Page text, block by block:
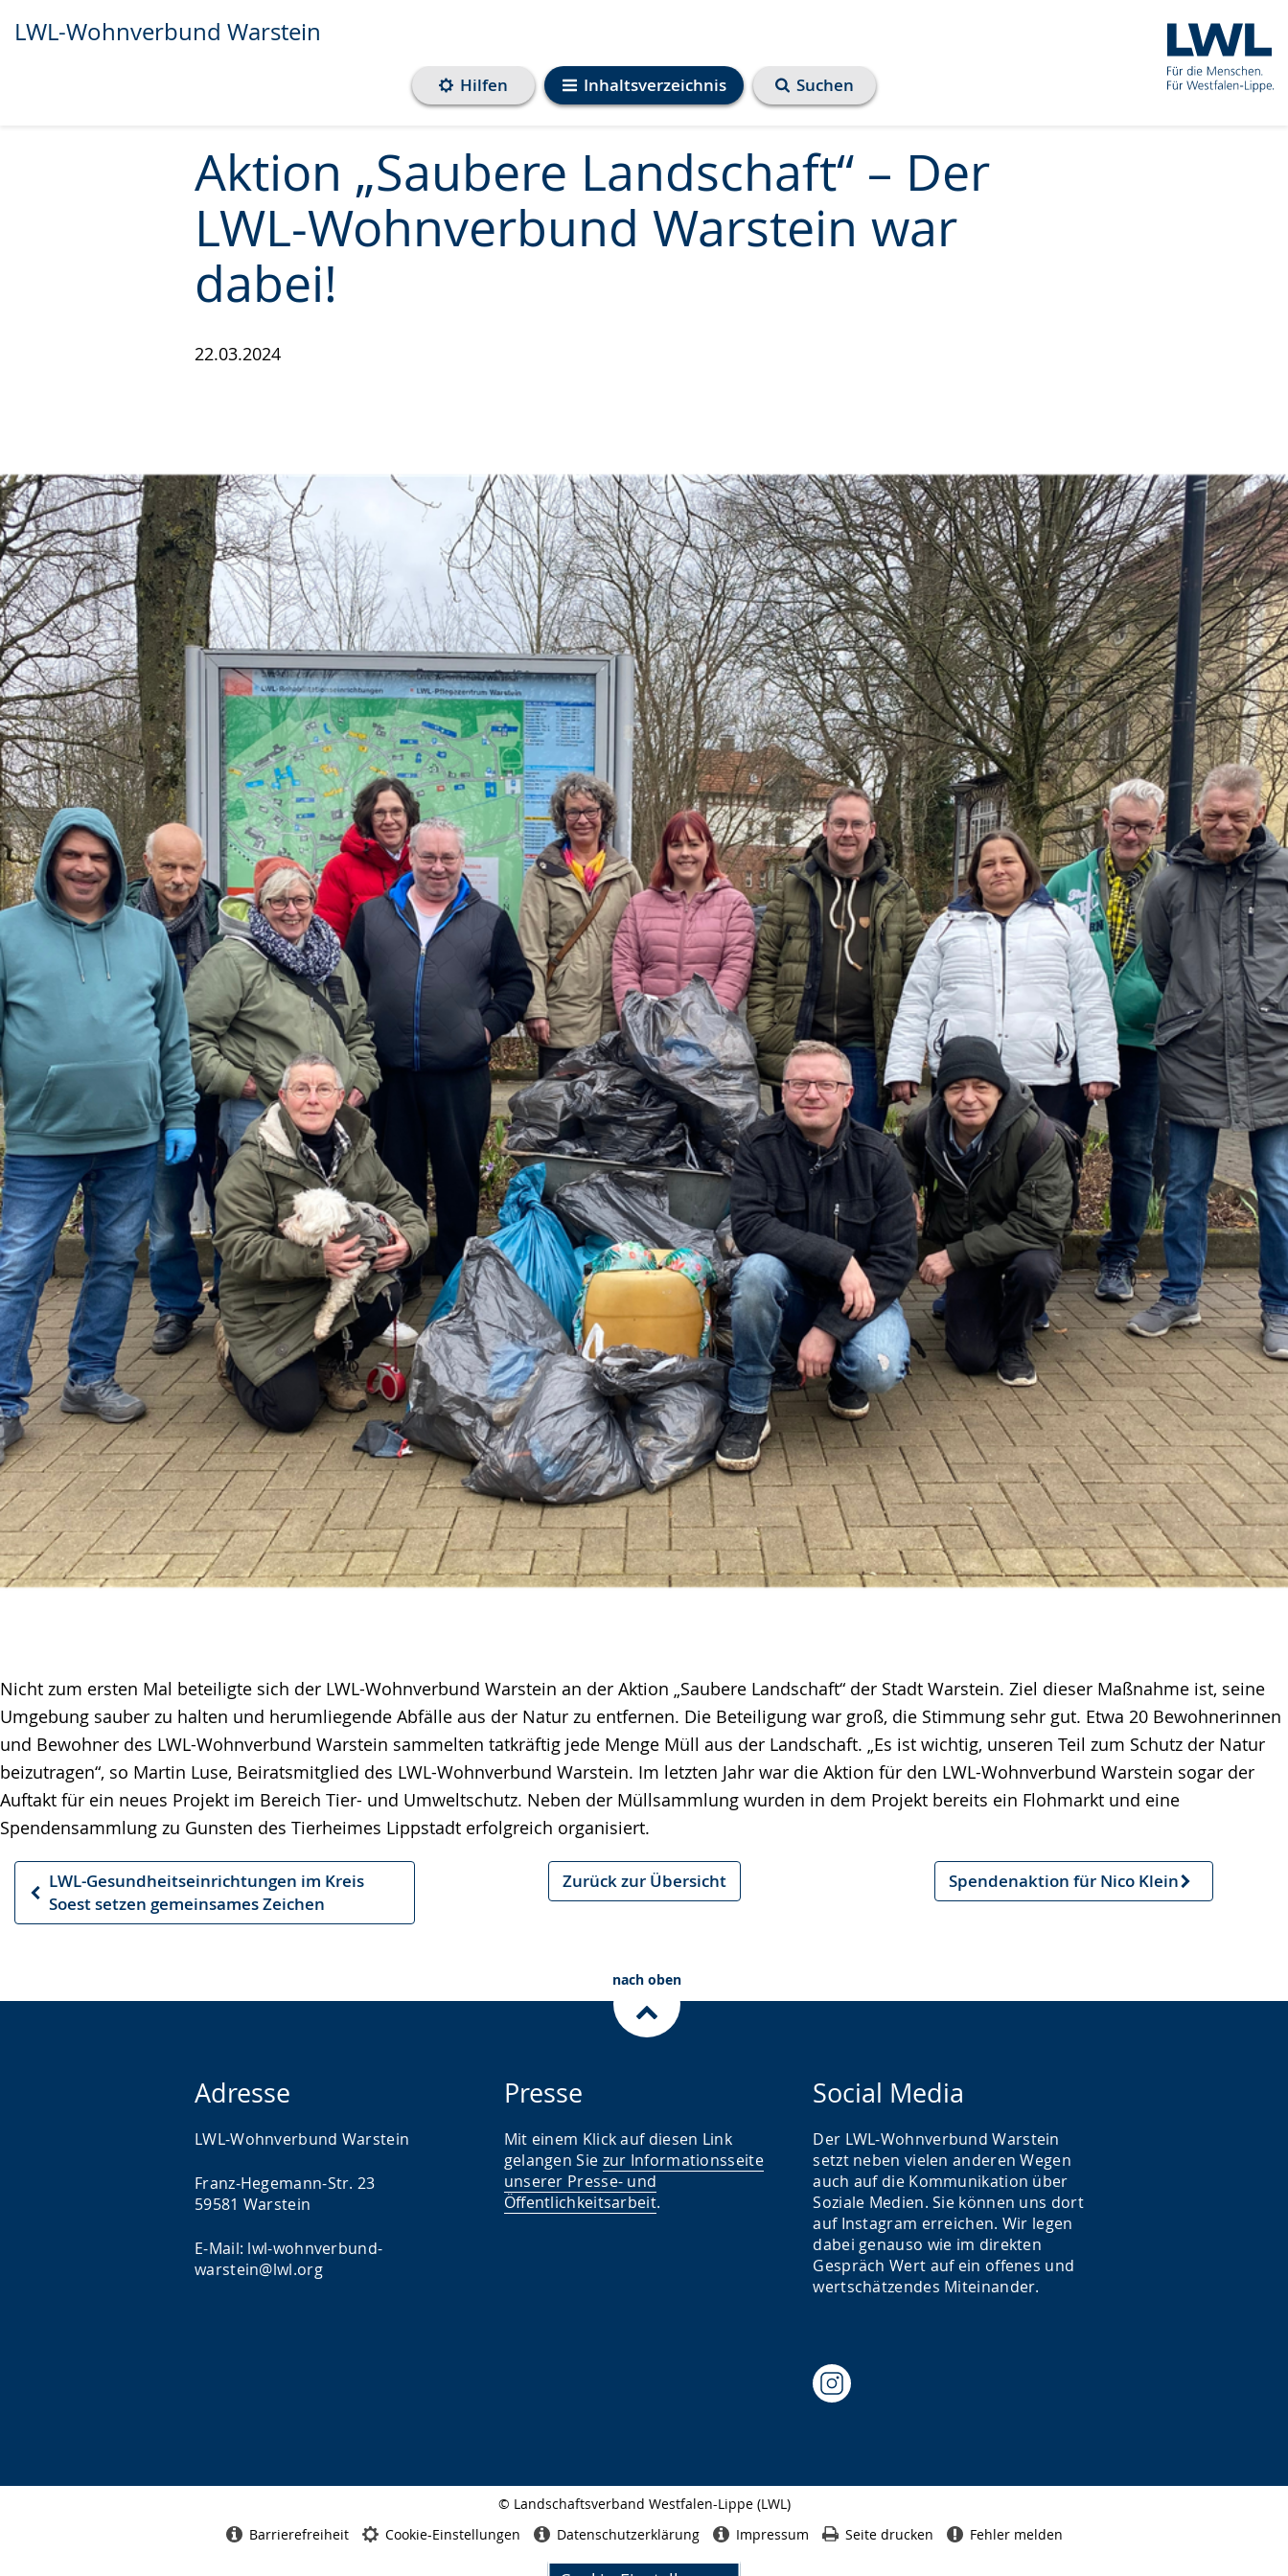
LWL-Wohnverbund Warstein
Inhaltsverzeichnis
Hilfen Suchen
Aktion „Saubere Landschaft“ – Der
LWL-Wohnverbund Warstein war
dabei!
22.03.2024
Nicht zum ersten Mal beteiligte sich der LWL-Wohnverbund Warstein an der Aktion „Saubere Landschaft“ der Stadt Warstein. Ziel dieser Maßnahme ist, seine
Umgebung sauber zu halten und herumliegende Abfälle aus der Natur zu entfernen. Die Beteiligung war groß, die Stimmung sehr gut. Etwa 20 Bewohnerinnen
und Bewohner des LWL-Wohnverbund Warstein sammelten tatkräftig jede Menge Müll aus der Landschaft. „Es ist wichtig, unseren Teil zum Schutz der Natur
beizutragen“, so Martin Luse, Beiratsmitglied des LWL-Wohnverbund Warstein. Im letzten Jahr war die Aktion für den LWL-Wohnverbund Warstein sogar der
Auftakt für ein neues Projekt im Bereich Tier- und Umweltschutz. Neben der Müllsammlung wurden in dem Projekt bereits ein Flohmarkt und eine
Spendensammlung zu Gunsten des Tierheimes Lippstadt erfolgreich organisiert.
Vorheriger
Artikel
LWL-Gesundheitseinrichtungen im Kreis
Soest setzen gemeinsames Zeichen
Zurück zur Übersicht Spendenaktion für Nico Klein
Nächster
nach oben
Adresse
LWL-Wohnverbund Warstein
Franz-Hegemann-Str. 23
59581 Warstein
E-Mail: lwl-wohnverbund-
warstein@lwl.org
Presse
Mit einem Klick auf diesen Link
gelangen Sie zur Informationsseite
unserer Presse- und
Öffentlichkeitsarbeit.
Social Media
Der LWL-Wohnverbund Warstein
setzt neben vielen anderen Wegen
auch auf die Kommunikation über
Soziale Medien. Sie können uns dort
auf Instagram erreichen. Wir legen
dabei genauso wie im direkten
Gespräch Wert auf ein offenes und
wertschätzendes Miteinander.
© Landschaftsverband Westfalen-Lippe (LWL)
Barrierefreiheit Cookie-Einstellungen Datenschutzerklärung Impressum Seite drucken Fehler melden